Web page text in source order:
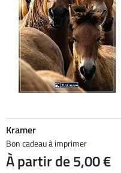
Kramer
Bon cadeau à imprimer
À partir de 5,00 €